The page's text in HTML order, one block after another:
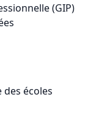
(GIP)
écoles